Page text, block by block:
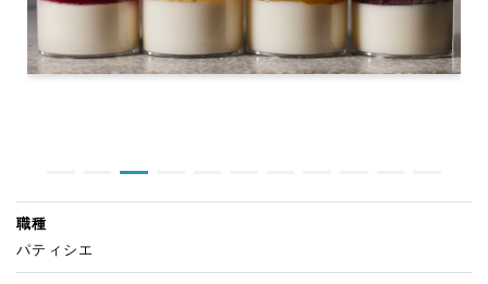
職種
パティシエ